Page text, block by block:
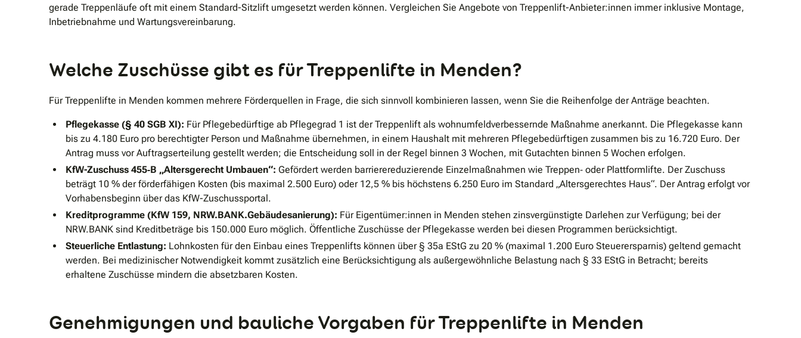
gerade Treppenläufe oft mit einem Standard-Sitzlift umgesetzt werden können. Vergleichen Sie Angebote von Treppenlift-Anbieter:innen immer inklusive Montage,
Inbetriebnahme und Wartungsvereinbarung.
Welche Zuschüsse gibt es für Treppenlifte in Menden?
Für Treppenlifte in Menden kommen mehrere Förderquellen in Frage, die sich sinnvoll kombinieren lassen, wenn Sie die Reihenfolge der Anträge beachten.
Pflegekasse (§ 40 SGB XI): Für Pflegebedürftige ab Pflegegrad 1 ist der Treppenlift als wohnumfeldverbessernde Maßnahme anerkannt. Die Pflegekasse kann
bis zu 4.180 Euro pro berechtigter Person und Maßnahme übernehmen, in einem Haushalt mit mehreren Pflegebedürftigen zusammen bis zu 16.720 Euro. Der
Antrag muss vor Auftragserteilung gestellt werden; die Entscheidung soll in der Regel binnen 3 Wochen, mit Gutachten binnen 5 Wochen erfolgen.
KfW-Zuschuss 455‐B „Altersgerecht Umbauen“: Gefördert werden barrierereduzierende Einzelmaßnahmen wie Treppen‐ oder Plattformlifte. Der Zuschuss
beträgt 10 % der förderfähigen Kosten (bis maximal 2.500 Euro) oder 12,5 % bis höchstens 6.250 Euro im Standard „Altersgerechtes Haus“. Der Antrag erfolgt vor
Vorhabensbeginn über das KfW-Zuschussportal.
Kreditprogramme (KfW 159, NRW.BANK.Gebäudesanierung): Für Eigentümer:innen in Menden stehen zinsvergünstigte Darlehen zur Verfügung; bei der
NRW.BANK sind Kreditbeträge bis 150.000 Euro möglich. Öffentliche Zuschüsse der Pflegekasse werden bei diesen Programmen berücksichtigt.
Steuerliche Entlastung: Lohnkosten für den Einbau eines Treppenlifts können über § 35a EStG zu 20 % (maximal 1.200 Euro Steuerersparnis) geltend gemacht
werden. Bei medizinischer Notwendigkeit kommt zusätzlich eine Berücksichtigung als außergewöhnliche Belastung nach § 33 EStG in Betracht; bereits
erhaltene Zuschüsse mindern die absetzbaren Kosten.
Genehmigungen und bauliche Vorgaben für Treppenlifte in Menden